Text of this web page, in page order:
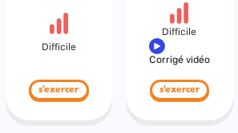
Difficile
s'exercer
Difficile
Corrigé vidéo
s'exercer